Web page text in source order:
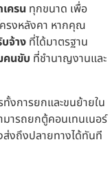
ครน ทุกขนาด เพื่อ
รงหลังคา หากคุณ
จ้าง ที่ได้มาตรฐาน
คนขับ ที่ชำนาญงานและ
งการยกและขนย้ายใน
มารถยกตู้คอนเทนเนอร์
ส่งถึงปลายทางได้ทันที